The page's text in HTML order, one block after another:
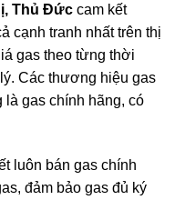
Thủ Đức cam kết
cạnh tranh nhất trên thị
gas theo từng thời
Các thương hiệu gas
là gas chính hãng, có
luôn bán gas chính
đảm bảo gas đủ ký